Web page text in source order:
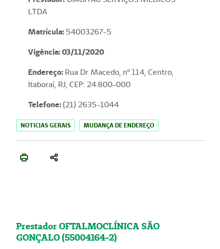
LTDA
Matrícula:54003267-5
Vigência: 03/11/2020
Endereço:Rua Dr Macedo, nº 114, Centro,
Itaboraí, RJ, CEP: 24.800-000
Telefone:(21) 2635-1044
NOTICIAS GERAIS MUDANÇA DE ENDEREÇO
Prestador OFTALMOCLÍNICA SÃO
GONÇALO (55004164-2)